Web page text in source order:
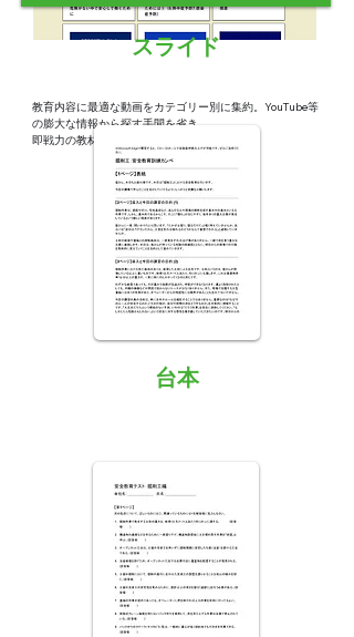
教育内容に最適な動画をカテゴリー別に集約。YouTube等
の膨大な情報から探す手間を省き、
即戦力の教材として活用可能です。
スライド
​台本